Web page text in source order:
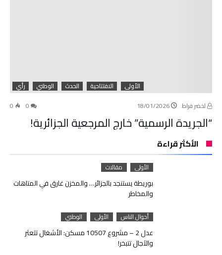
الأولى الافتتاحية الحدث الوطني
رأي
لخضر فراط
18/01/2026
0
“الجريدة الرسمية” خارج المرجعية الجزائرية!
الأكثر قراءة
الأولى مقالات
بوريطة يستنجد بالجزائر… والمخزن غارق في المتاهات
والمخاطر
أحوال الناس الأولى الوطني
عدل 2 – مشروع 10507 مسكن: الأشغال تتعثر
والآجال تتبخر!